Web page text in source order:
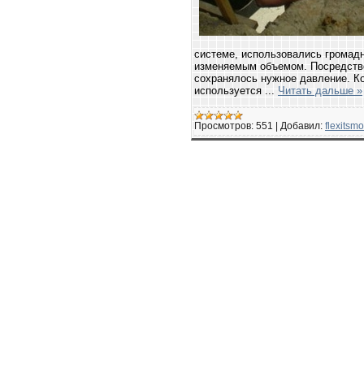
системе, использовались
изменяемым объемом.
сохранялось нужное давление.
используется
Читать дальше »
Просмотров: 551 | Добавил: